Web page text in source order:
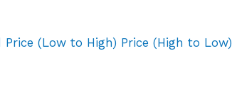
Price (Low to High) Price (High to Low)